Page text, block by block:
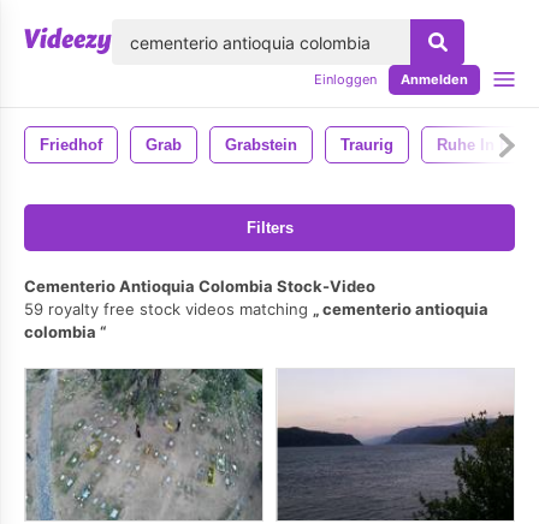
Einloggen Anmelden
Friedhof Grab Grabstein Traurig Ruhe In
Filters
Cementerio Antioquia Colombia Stock-Video
59 royalty free stock videos matching
cementerio antioquia
colombia